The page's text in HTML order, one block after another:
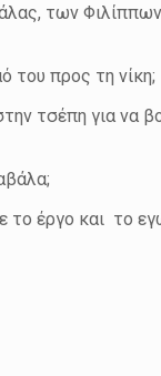
των
του προς τη νίκη;
τσέπη για να
το έργο και το